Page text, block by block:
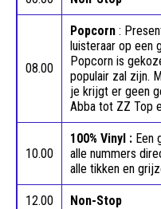
08.00
Popcorn :
luisteraar op een
Popcorn is
populair zal zijn.
je krijgt er geen
Abba tot ZZ Top
10.00
100% Vinyl : Een
alle nummers
alle tikken en
12.00 Non-Stop